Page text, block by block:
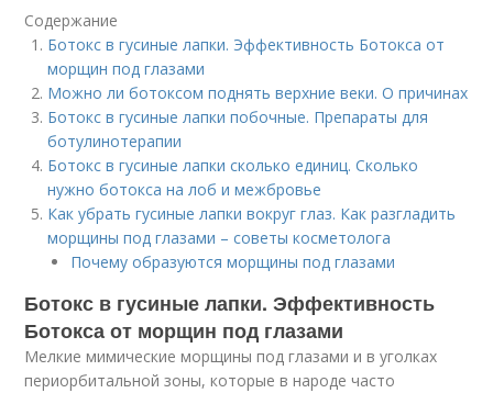
Содержание
Ботокс в гусиные лапки. Эффективность Ботокса от
морщин под глазами
Можно ли ботоксом поднять верхние веки. О причинах
Ботокс в гусиные лапки побочные. Препараты для
ботулинотерапии
Ботокс в гусиные лапки сколько единиц. Сколько
нужно ботокса на лоб и межбровье
Как убрать гусиные лапки вокруг глаз. Как разгладить
морщины под глазами – советы косметолога
Почему образуются морщины под глазами
Ботокс в гусиные лапки. Эффективность
Ботокса от морщин под глазами
Мелкие мимические морщины под глазами и в уголках
периорбитальной зоны, которые в народе часто